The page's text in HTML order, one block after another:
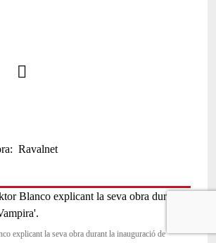
Ravalnet
explicant la seva obra durant la inauguració de